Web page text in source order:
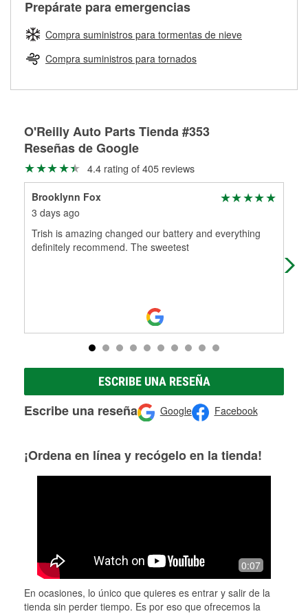
Herramientas de O'Reilly
para reparar el sistema hidráulico de tu maquinaria
agrícola o de construcción.
Más información acerca del servicio de mezcla de pintura
de O'Reilly
traigas tus partes de frenos, nuestros profesionales
medirán tus tambores o discos para determinar si pueden
ser rectificados con seguridad. Si tus tambores o discos no
pueden ser reutilizados, podemos ayudarte a encontrar las
partes de reemplazo correctas para tu reparación.
Rectificación de tambores y discos de freno
Prepárate para emergencias
Compra suministros para tormentas de nieve
Compra suministros para tornados
O'Reilly Auto Parts Tienda #353
Reseñas de Google
4.4 rating of 405 reviews
Brooklynn Fox
3 days ago
Trish is amazing changed our battery and everything
definitely recommend. The sweetest
ESCRIBE UNA RESEÑA
Escribe una reseña Google Facebook
¡Ordena en línea y recógelo en la tienda!
0:07
En ocasiones, lo único que quieres es entrar y salir de la
tienda sin perder tiempo. Es por eso que ofrecemos la